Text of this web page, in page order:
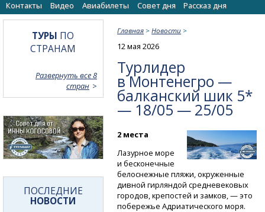
Контакты
Видео Авиабилеты Cовет дня Рассказ дня
Главная >Новости >
12 мая 2026
Турлидер
в Монтенегро —
балканский шик 5*
— 18/05 — 25/05
2 места
Лазурное море
и бесконечные
белоснежные пляжи, окруженные
дивной гирляндой средневековых
городов, крепостей и замков, — это
побережье Адриатического моря.
ТУРЫ ПО
СТРАНАМ
Развернуть все 8
стран
ПОСЛЕДНИЕ
НОВОСТИ